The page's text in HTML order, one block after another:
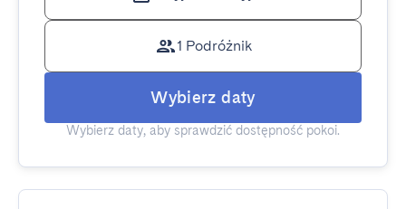
1 Podróżnik
Wybierz daty
Wybierz daty, aby sprawdzić dostępność pokoi.